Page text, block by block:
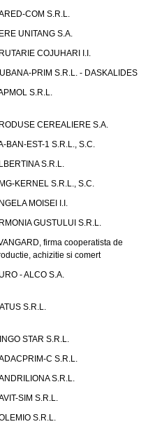
COM S.R.L.
UNITANG S.A.
COJUHARI I.I.
PRIM S.R.L. - DASKALIDES
S.R.L.
CEREALIERE S.A.
BAN-EST-1 S.R.L., S.C.
S.R.L.
KERNEL S.R.L., S.C.
MOISEI I.I.
GUSTULUI S.R.L.
firma cooperatista de
achizitie si comert
- ALCO S.A.
S.R.L.
STAR S.R.L.
C S.R.L.
S.R.L.
SIM S.R.L.
S.R.L.